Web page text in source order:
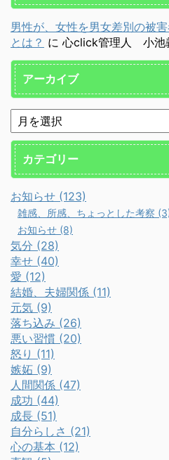
男性が、女性を男女差別の被
とは？ に 心click管理人 小池
アーカイブ
カテゴリー
お知らせ (123)
雑感、所感、ちょっとした考察
お知らせ (8)
気分 (28)
幸せ (40)
愛 (12)
結婚、夫婦関係 (11)
元気 (9)
落ち込み (26)
悪い習慣 (20)
怒り (11)
嫉妬 (9)
人間関係 (47)
成功 (44)
成長 (51)
自分らしさ (21)
心の基本 (12)